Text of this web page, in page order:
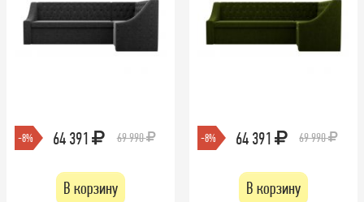
-8% 64 391 69 990
В корзину
-8% 64 391 69 990
В корзину